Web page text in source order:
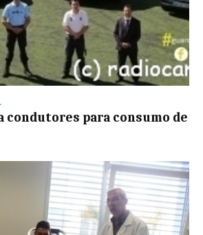
condutores para consumo de